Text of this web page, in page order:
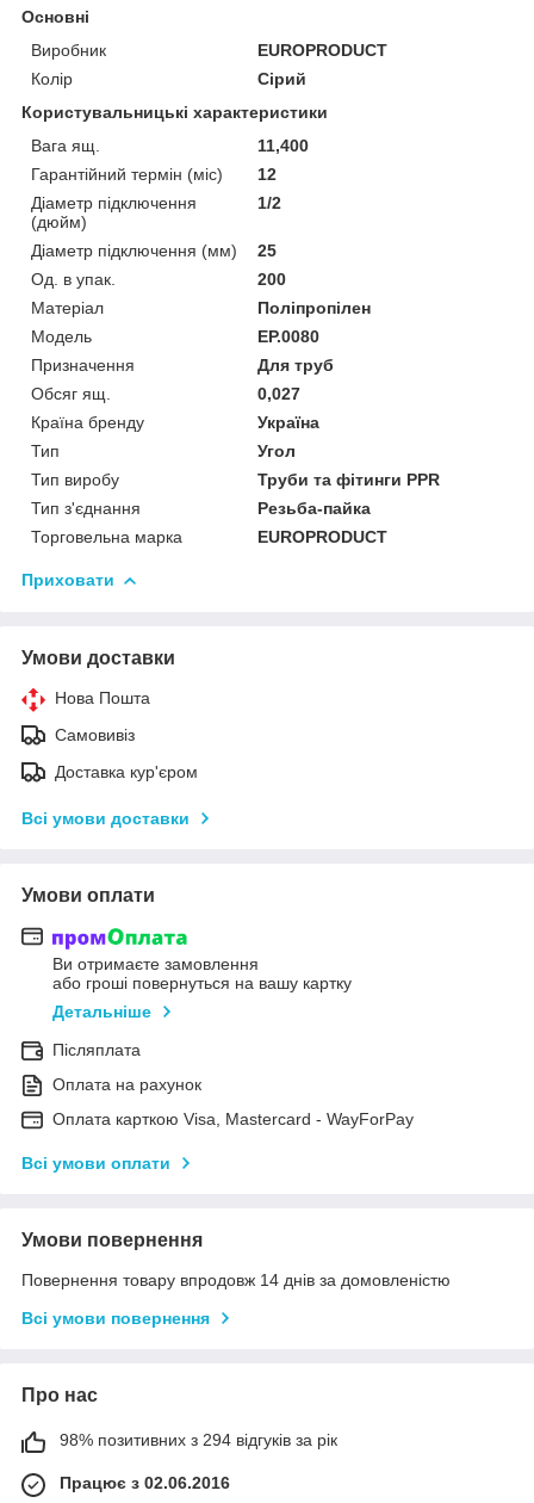
Основні
Виробник
EUROPRODUCT
Колір
Сірий
Користувальницькі характеристики
Вага ящ.
11,400
Гарантійний термін (міс)
12
Діаметр підключення
(дюйм)
1/2
Діаметр підключення (мм)
25
Од. в упак.
200
Матеріал
Поліпропілен
Мoдель
EP.0080
Призначення
Для труб
Обсяг ящ.
0,027
Країна бренду
Україна
Тип
Угол
Тип виробу
Труби та фітинги PPR
Тип з'єднання
Резьба-пайка
Торговельна марка
EUROPRODUCT
Приховати
Умови доставки
Нова Пошта
Самовивіз
Доставка кур'єром
Всі умови доставки
Умови оплати
Ви отримаєте замовлення
або гроші повернуться на вашу картку
Детальніше
Післяплата
Оплата на рахунок
Оплата карткою Visa, Mastercard - WayForPay
Всі умови оплати
Умови повернення
Повернення товару впродовж 14 днів за домовленістю
Всі умови повернення
Про нас
98% позитивних з 294 відгуків за рік
Працює з 02.06.2016